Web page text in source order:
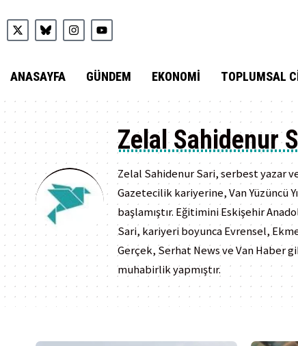
ANASAYFA GÜNDEM EKONOMI TOPLUMSAL
Zelal Sahidenur
Zelal Sahidenur Sari, serbest yazar
Gazetecilik kariyerine, Van Yüzüncü
başlamıştır. Eğitimini Eskişehir
Sari, kariyeri boyunca Evrensel,
Gerçek, Serhat News ve Van Haber
muhabirlik yapmıştır.